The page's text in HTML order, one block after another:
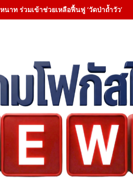
าท ร่วมเข้าช่วยเหลือฟื้นฟู ‘วัดป่าถ้ำวัว’